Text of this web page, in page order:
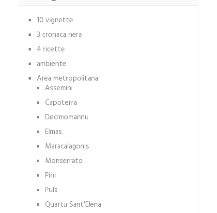
10 vignette
3 cronaca nera
4 ricette
ambiente
Area metropolitana
Assemini
Capoterra
Decimomannu
Elmas
Maracalagonis
Monserrato
Pirri
Pula
Quartu Sant'Elena